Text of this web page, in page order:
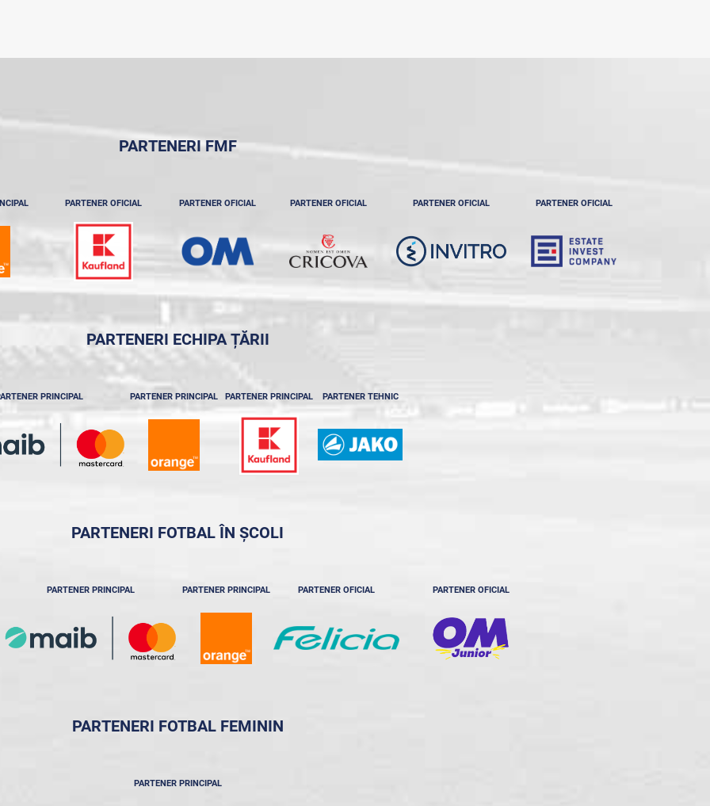
PARTENERI FMF
PARTENER OFICIAL PARTENER OFICIAL PARTENER OFICIAL PARTENER OFICIAL PARTENER OFICIAL
PARTENERI ECHIPA ȚĂRII
PRINCIPAL PARTENER PRINCIPAL PARTENER PRINCIPAL PARTENER TEHNIC
PARTENERI FOTBAL ÎN ȘCOLI
PARTENER PRINCIPAL PARTENER PRINCIPAL PARTENER OFICIAL PARTENER OFICIAL
PARTENERI FOTBAL FEMININ
PARTENER PRINCIPAL